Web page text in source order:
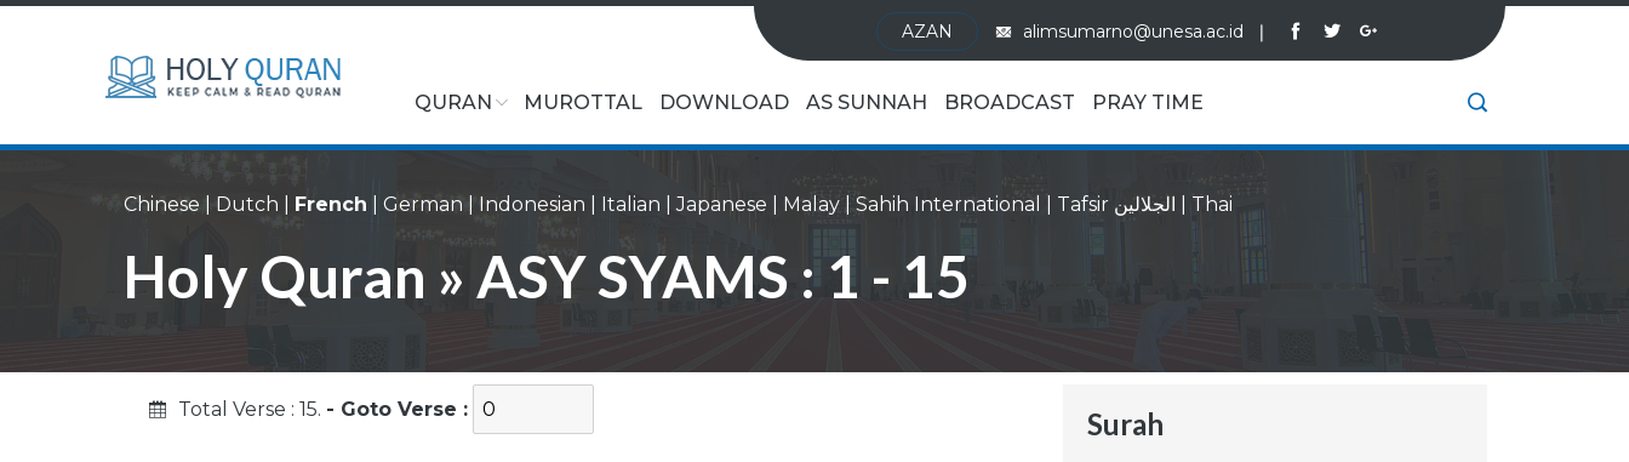
AZAN alimsumarno@unesa.ac.id ❘
QURAN MUROTTAL DOWNLOAD AS SUNNAH BROADCAST PRAY TIME
Chinese Dutch French German | Indonesian Italian |Japanese Malay Sahih International Tafsir الجلالين Thai
Holy Quran » ASY SYAMS : 1 - 15
Total Verse : 15. - Goto Verse : Surah